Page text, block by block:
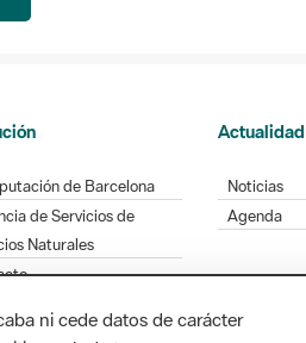
de Barcelona
de Servicios de
Naturales
Actualidad
Noticias
Agenda
ni cede datos de carácter